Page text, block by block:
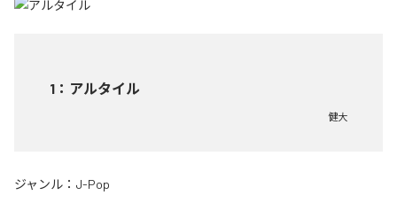
1 ： アルタイル
健大
ジャンル： J-Pop